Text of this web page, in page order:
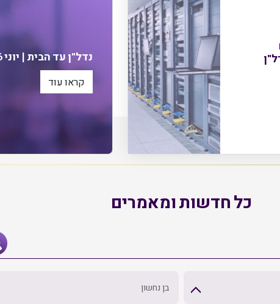
נדל"ן עד הבית | יוני 2026
קראו עוד
כל חדשות ומאמרים
בן נחשון